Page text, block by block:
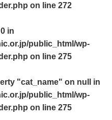
on line 272
in
public_html/wp-
on line 275
"cat_name" on null in
public_html/wp-
on line 275